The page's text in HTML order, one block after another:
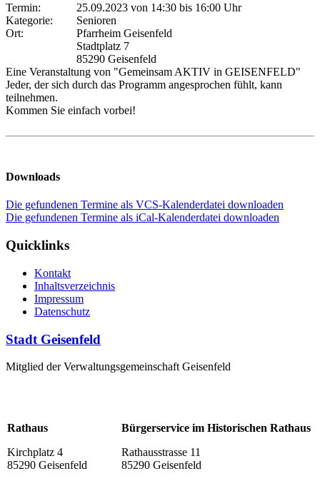
Termin:
25.09.2023 von 14:30 bis 16:00 Uhr
Kategorie:
Senioren
Ort:
Pfarrheim Geisenfeld
Stadtplatz 7
85290 Geisenfeld
Eine Veranstaltung von "Gemeinsam AKTIV in GEISENFELD"
Jeder, der sich durch das Programm angesprochen fühlt, kann
teilnehmen.
Kommen Sie einfach vorbei!
Downloads
Die gefundenen Termine als VCS-Kalenderdatei downloaden
Die gefundenen Termine als iCal-Kalenderdatei downloaden
Quicklinks
Kontakt
Inhaltsverzeichnis
Impressum
Datenschutz
Stadt Geisenfeld
Mitglied der Verwaltungsgemeinschaft Geisenfeld
Rathaus
Kirchplatz 4
85290 Geisenfeld
Bürgerservice im Historischen Rathaus
Rathausstrasse 11
85290 Geisenfeld